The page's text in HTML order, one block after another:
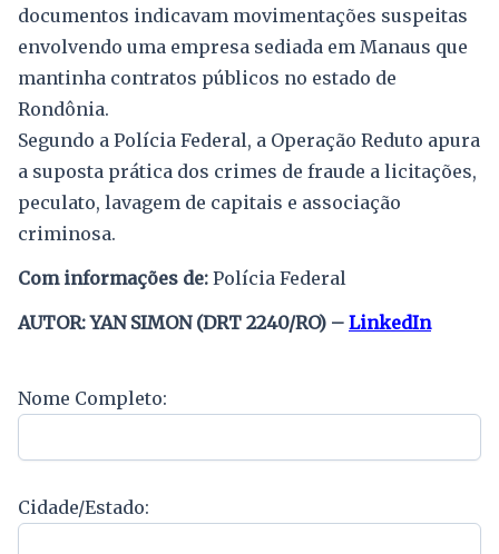
documentos indicavam movimentações suspeitas
envolvendo uma empresa sediada em Manaus que
mantinha contratos públicos no estado de
Rondônia.
Segundo a Polícia Federal, a Operação Reduto apura
a suposta prática dos crimes de fraude a licitações,
peculato, lavagem de capitais e associação
criminosa.
Com informações de: Polícia Federal
AUTOR: YAN SIMON (DRT 2240/RO) – LinkedIn
Nome Completo:
Cidade/Estado: